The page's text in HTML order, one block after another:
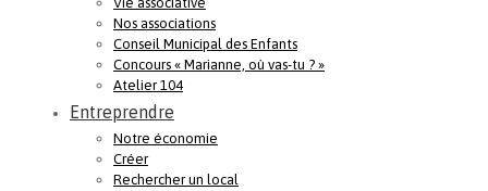
Nos associations
Conseil Municipal des Enfants
Concours « Marianne, où vas-tu ? »
Atelier 104
Entreprendre
Notre économie
Créer
Rechercher un local